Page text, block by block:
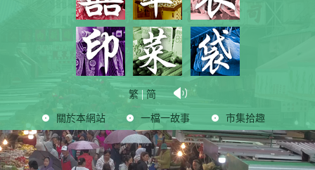
關於本網站 一檔一故事 市集拾趣
繁|简